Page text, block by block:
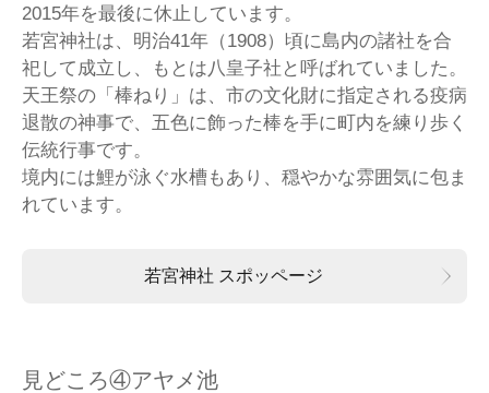
2015年を最後に休止しています。
若宮神社は、明治41年（1908）頃に島内の諸社を合
祀して成立し、もとは八皇子社と呼ばれていました。
天王祭の「棒ねり」は、市の文化財に指定される疫病
退散の神事で、五色に飾った棒を手に町内を練り歩く
伝統行事です。
境内には鯉が泳ぐ水槽もあり、穏やかな雰囲気に包ま
れています。
若宮神社 スポッページ
見どころ④アヤメ池